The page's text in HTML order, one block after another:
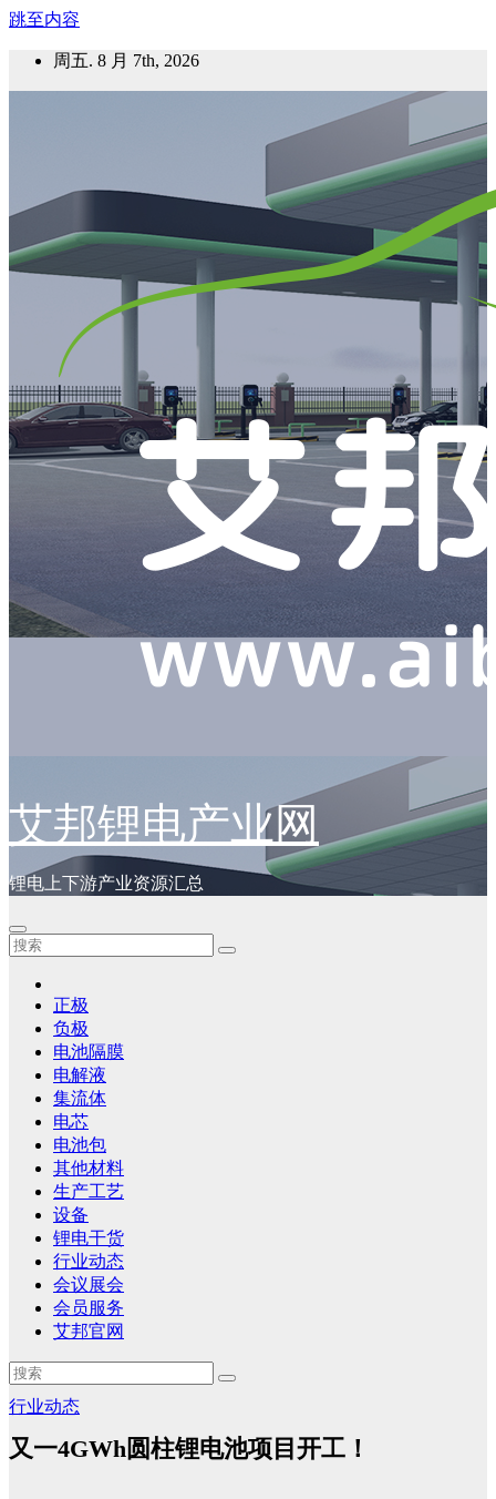
跳至内容
周五. 8 月 7th, 2026
艾邦锂电产业网
锂电上下游产业资源汇总
正极
负极
电池隔膜
电解液
集流体
电芯
电池包
其他材料
生产工艺
设备
锂电干货
行业动态
会议展会
会员服务
艾邦官网
行业动态
又一4GWh圆柱锂电池项目开工！